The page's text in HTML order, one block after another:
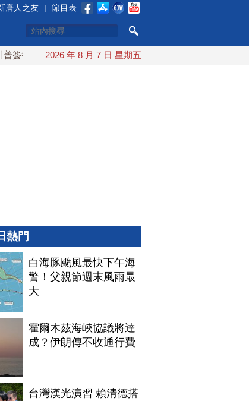
唐人之友 | 節目表
行政令 對多晶矽課15%關稅 白海豚颱風最快下午海警
2026 年 8 月 7 日 星期五
熱門
白海豚颱風最快下午海
警！父親節週末風雨最
大
霍爾木茲海峽協議將達
成？伊朗傳不收通行費
台灣漢光演習 賴清德搭